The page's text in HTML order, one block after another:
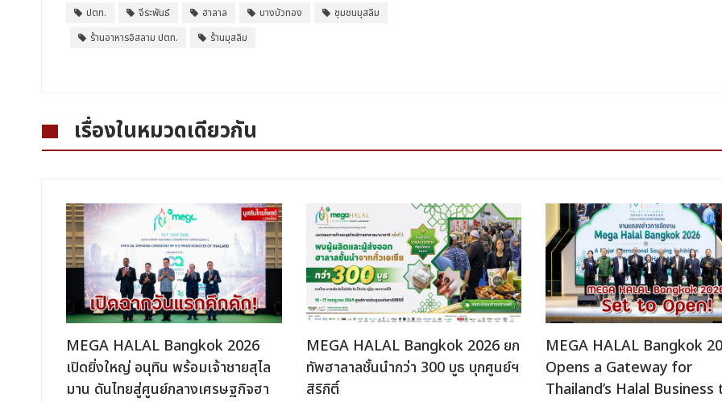
ปตท. จีระพันธ์ ฮาลาล บางบัวทอง
ชุมชนมุสลิม
ร้านอาหารอิสลาม ปตท.
ร้านมุสลิม
เรื่องในหมวดเดียวกัน
MEGA HALAL Bangkok 2026
เปิดยิ่งใหญ่ อนุทิน พร้อมเจ้าชายสุไล
มาน ดันไทยสู่ศูนย์กลางเศรษฐกิจฮา
MEGA HALAL Bangkok 2026 ยก
ทัพฮาลาลชั้นนำกว่า 300 บูธ บุกศูนย์ฯ
สิริกิติ์
MEGA HALAL Bangkok
Opens a Gateway for
Thailand’s Halal